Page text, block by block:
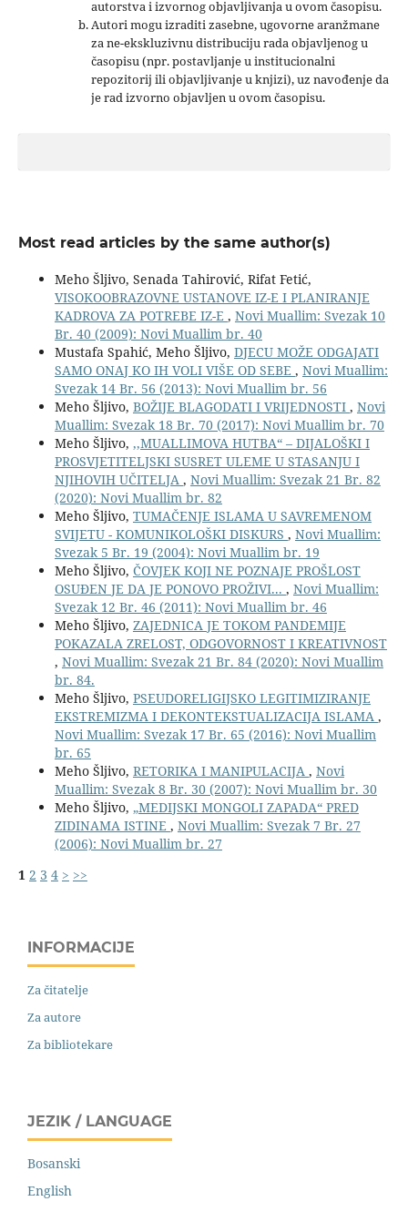
autorstva i izvornog objavljivanja u ovom časopisu.
Autori mogu izraditi zasebne, ugovorne aranžmane
za ne-ekskluzivnu distribuciju rada objavljenog u
časopisu (npr. postavljanje u institucionalni
repozitorij ili objavljivanje u knjizi), uz navođenje da
je rad izvorno objavljen u ovom časopisu.
Most read articles by the same author(s)
Meho Šljivo, Senada Tahirović, Rifat Fetić,
VISOKOOBRAZOVNE USTANOVE IZ-E I PLANIRANJE
KADROVA ZA POTREBE IZ-E , Novi Muallim: Svezak 10
Br. 40 (2009): Novi Muallim br. 40
Mustafa Spahić, Meho Šljivo, DJECU MOŽE ODGAJATI
SAMO ONAJ KO IH VOLI VIŠE OD SEBE , Novi Muallim:
Svezak 14 Br. 56 (2013): Novi Muallim br. 56
Meho Šljivo, BOŽIJE BLAGODATI I VRIJEDNOSTI , Novi
Muallim: Svezak 18 Br. 70 (2017): Novi Muallim br. 70
Meho Šljivo, ,,MUALLIMOVA HUTBA“ – DIJALOŠKI I
PROSVJETITELJSKI SUSRET ULEME U STASANJU I
NJIHOVIH UČITELJA , Novi Muallim: Svezak 21 Br. 82
(2020): Novi Muallim br. 82
Meho Šljivo, TUMAČENJE ISLAMA U SAVREMENOM
SVIJETU - KOMUNIKOLOŠKI DISKURS , Novi Muallim:
Svezak 5 Br. 19 (2004): Novi Muallim br. 19
Meho Šljivo, ČOVJEK KOJI NE POZNAJE PROŠLOST
OSUĐEN JE DA JE PONOVO PROŽIVI... , Novi Muallim:
Svezak 12 Br. 46 (2011): Novi Muallim br. 46
Meho Šljivo, ZAJEDNICA JE TOKOM PANDEMIJE
POKAZALA ZRELOST, ODGOVORNOST I KREATIVNOST
, Novi Muallim: Svezak 21 Br. 84 (2020): Novi Muallim
br. 84.
Meho Šljivo, PSEUDORELIGIJSKO LEGITIMIZIRANJE
EKSTREMIZMA I DEKONTEKSTUALIZACIJA ISLAMA ,
Novi Muallim: Svezak 17 Br. 65 (2016): Novi Muallim
br. 65
Meho Šljivo, RETORIKA I MANIPULACIJA , Novi
Muallim: Svezak 8 Br. 30 (2007): Novi Muallim br. 30
Meho Šljivo, „MEDIJSKI MONGOLI ZAPADA“ PRED
ZIDINAMA ISTINE , Novi Muallim: Svezak 7 Br. 27
(2006): Novi Muallim br. 27
1 2 3 4 > >>
INFORMACIJE
Za čitatelje
Za autore
Za bibliotekare
JEZIK / LANGUAGE
Bosanski
English